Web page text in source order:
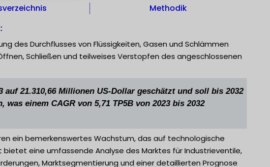
Methodik
des Durchflusses von Flüssigkeiten, Gasen und Schlämmen
Schließen und teilweises Verstopfen des angeschlossenen
21.310,66 Millionen US-Dollar geschätzt und soll bis 2032
einem CAGR von 5,71 TP5B von 2023 bis 2032
ein bemerkenswertes Wachstum, das auf technologische
eine umfassende Analyse des Marktes für Industrieventile,
Marktsegmentierung und einer detaillierten Prognose